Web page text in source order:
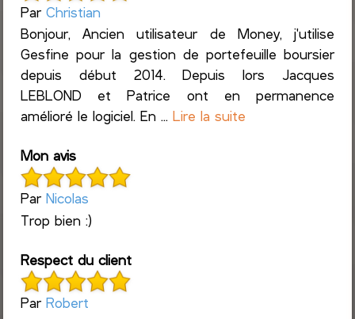
ParChristian
Bonjour, Ancien utilisateur de Money, j'utilise
Gesfine pour la gestion de portefeuille boursier
depuis début 2014. Depuis lors Jacques
LEBLOND et Patrice ont en permanence
amélioré le logiciel. En ...Lire la suite
Mon avis
ParNicolas
Trop bien :)
Respect du client
ParRobert